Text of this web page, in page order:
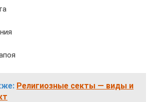
Религиозные секты — виды и